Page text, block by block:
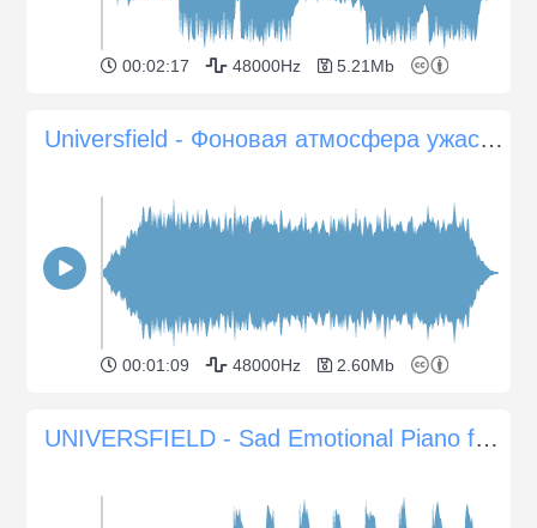
00:02:17 48000Hz 5.21Mb
Universfield - Фоновая атмосфера ужасов #18
00:01:09 48000Hz 2.60Mb
UNIVERSFIELD - Sad Emotional Piano for Documentaries Films